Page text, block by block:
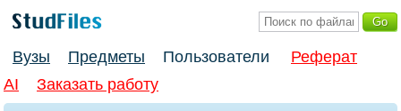
Вузы Предметы Пользователи
Реферат
AI
Заказать работу